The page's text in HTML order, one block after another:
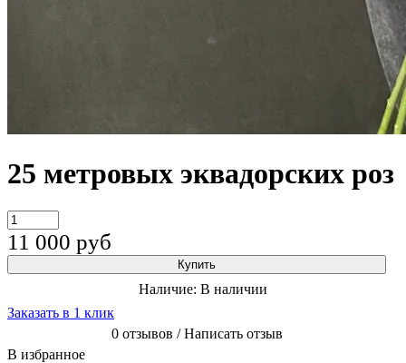
25 метровых эквадорских роз
11 000 руб
Купить
Наличие: В наличии
Заказать в 1 клик
0 отзывов / Написать отзыв
В избранное